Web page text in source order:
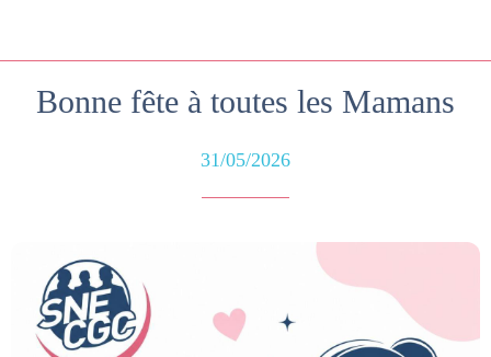
Bonne fête à toutes les Mamans
31/05/2026